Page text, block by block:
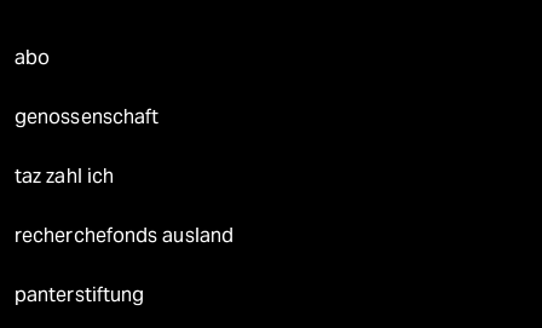
abo
genossenschaft
taz zahl ich
recherchefonds ausland
panterstiftung